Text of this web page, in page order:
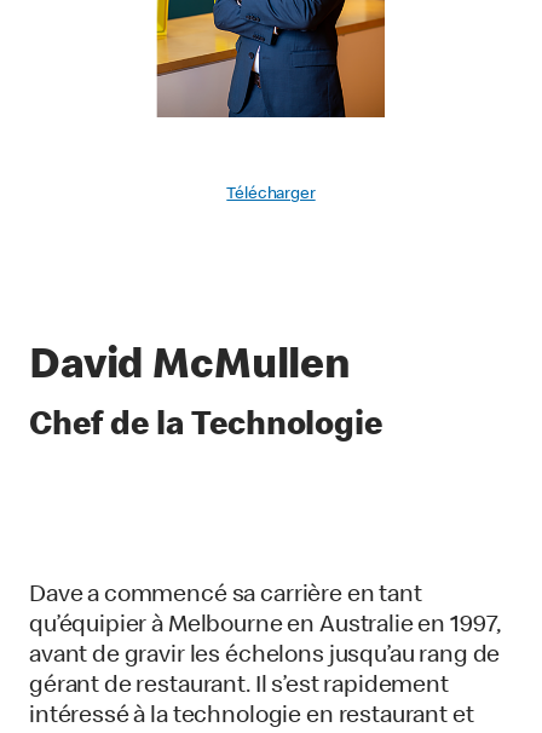
Télécharger
David McMullen
Chef de la Technologie
Dave a commencé sa carrière en tant
qu’équipier à Melbourne en Australie en 1997,
avant de gravir les échelons jusqu’au rang de
gérant de restaurant. Il s’est rapidement
intéressé à la technologie en restaurant et